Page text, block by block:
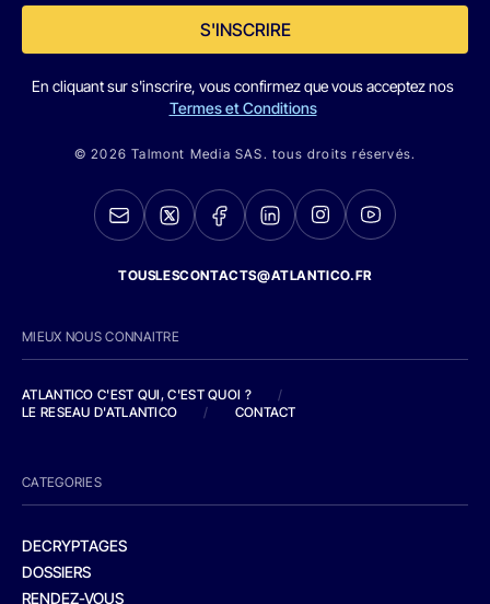
S'INSCRIRE
En cliquant sur s'inscrire, vous confirmez que vous acceptez nos
Termes et Conditions
© 2026 Talmont Media SAS. tous droits réservés.
TOUSLESCONTACTS@ATLANTICO.FR
MIEUX NOUS CONNAITRE
ATLANTICO C'EST QUI, C'EST QUOI ?
/
LE RESEAU D'ATLANTICO
/ CONTACT
CATEGORIES
DECRYPTAGES
DOSSIERS
RENDEZ-VOUS